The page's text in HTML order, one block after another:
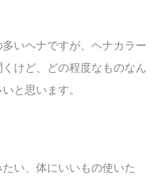
いヘナですが、ヘナカラー
けど、どの程度なものなん
と思います。
い、体にいいもの使いた